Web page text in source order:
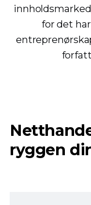
for det
ryggen